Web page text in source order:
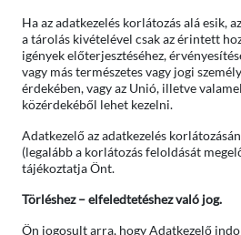
Ha az adatkezelés korlátozás alá esik,
a tárolás kivételével csak az érintett
igények előterjesztéséhez,
vagy más természetes vagy jogi
érdekében, vagy az Unió, illetve
közérdekéből lehet kezelni.
Adatkezelő az adatkezelés
(legalább a korlátozás feloldását
tájékoztatja Önt.
Törléshez – elfeledtetéshez való jog.
Ön jogosult arra, hogy Adatkezelő